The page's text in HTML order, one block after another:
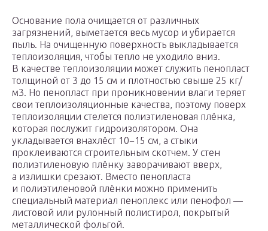
Основание пола очищается от различных
загрязнений, выметается весь мусор и убирается
пыль. На очищенную поверхность выкладывается
теплоизоляция, чтобы тепло не уходило вниз.
В качестве теплоизоляции может служить пенопласт
толщиной от 3 до 15 см и плотностью свыше 25 кг/
м3. Но пенопласт при проникновении влаги теряет
свои теплоизоляционные качества, поэтому поверх
теплоизоляции стелется полиэтиленовая плёнка,
которая послужит гидроизолятором. Она
укладывается внахлёст 10−15 см, а стыки
проклеиваются строительным скотчем. У стен
полиэтиленовую плёнку заворачивают вверх,
а излишки срезают. Вместо пенопласта
и полиэтиленовой плёнки можно применить
специальный материал пеноплекс или пенофол —
листовой или рулонный полистирол, покрытый
металлической фольгой.